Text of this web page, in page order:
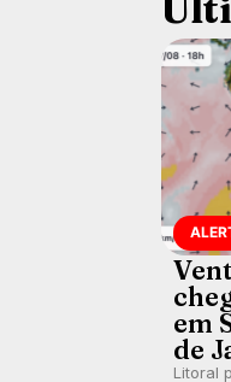
em
de
Litoral